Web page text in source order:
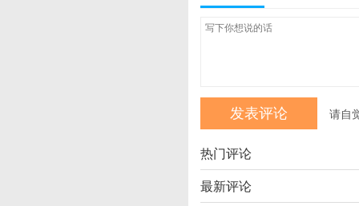
请自
热门评论
最新评论